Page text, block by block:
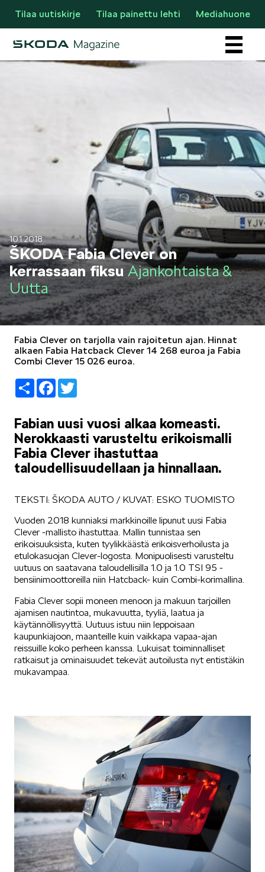
Tilaa uutiskirje Tilaa painettu lehti Mediahuone
Osastot
AJANKOHTAISTA & UUTTA
LIFESTYLE
SIMPLY CLEVER
SÄHKÖAUTOILU
KOEAJOSSA
KAASUAUTOT
KUVASSA
10.1.2018
ŠKODA Fabia Clever on
kerrassaan fiksuAjankohtaista &
Uutta
Fabia Clever on tarjolla vain rajoitetun ajan. Hinnat
alkaen Fabia Hatcback Clever 14 268 euroa ja Fabia
Combi Clever 15 026 euroa.
ShareFacebook
Fabian uusi vuosi alkaa komeasti.
Nerokkaasti varusteltu erikoismalli
Fabia Clever ihastuttaa
taloudellisuudellaan ja hinnallaan.
TEKSTI: ŠKODA AUTO / KUVAT: ESKO TUOMISTO
Vuoden 2018 kunniaksi markkinoille lipunut uusi Fabia
Clever -mallisto ihastuttaa. Mallin tunnistaa sen
erikoisuuksista, kuten tyylikkäästä erikoisverhoilusta ja
etulokasuojan Clever-logosta. Monipuolisesti varusteltu
uutuus on saatavana taloudellisilla 1.0 ja 1.0 TSI 95 -
bensiinimoottoreilla niin Hatcback- kuin Combi-korimallina.
Fabia Clever sopii moneen menoon ja makuun tarjoillen
ajamisen nautintoa, mukavuutta, tyyliä, laatua ja
käytännöllisyyttä. Uutuus istuu niin leppoisaan
kaupunkiajoon, maanteille kuin vaikkapa vapaa-ajan
reissuille koko perheen kanssa. Lukuisat toiminnalliset
ratkaisut ja ominaisuudet tekevät autoilusta nyt entistäkin
mukavampaa.